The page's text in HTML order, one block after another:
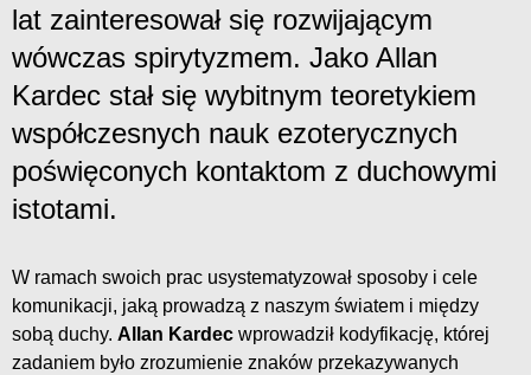
lat zainteresował się rozwijającym
wówczas spirytyzmem. Jako Allan
Kardec stał się wybitnym teoretykiem
współczesnych nauk ezoterycznych
poświęconych kontaktom z duchowymi
istotami.
W ramach swoich prac usystematyzował sposoby i cele
komunikacji, jaką prowadzą z naszym światem i między
sobą duchy. Allan Kardec wprowadził kodyfikację, której
zadaniem było zrozumienie znaków przekazywanych